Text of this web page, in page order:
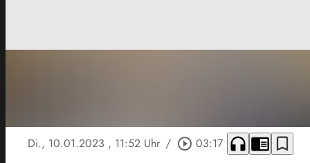
Di., 10.01.2023 , 11:52 Uhr / play_circle_outline 03:17 headphones chrome_reader_mode bookmark_border